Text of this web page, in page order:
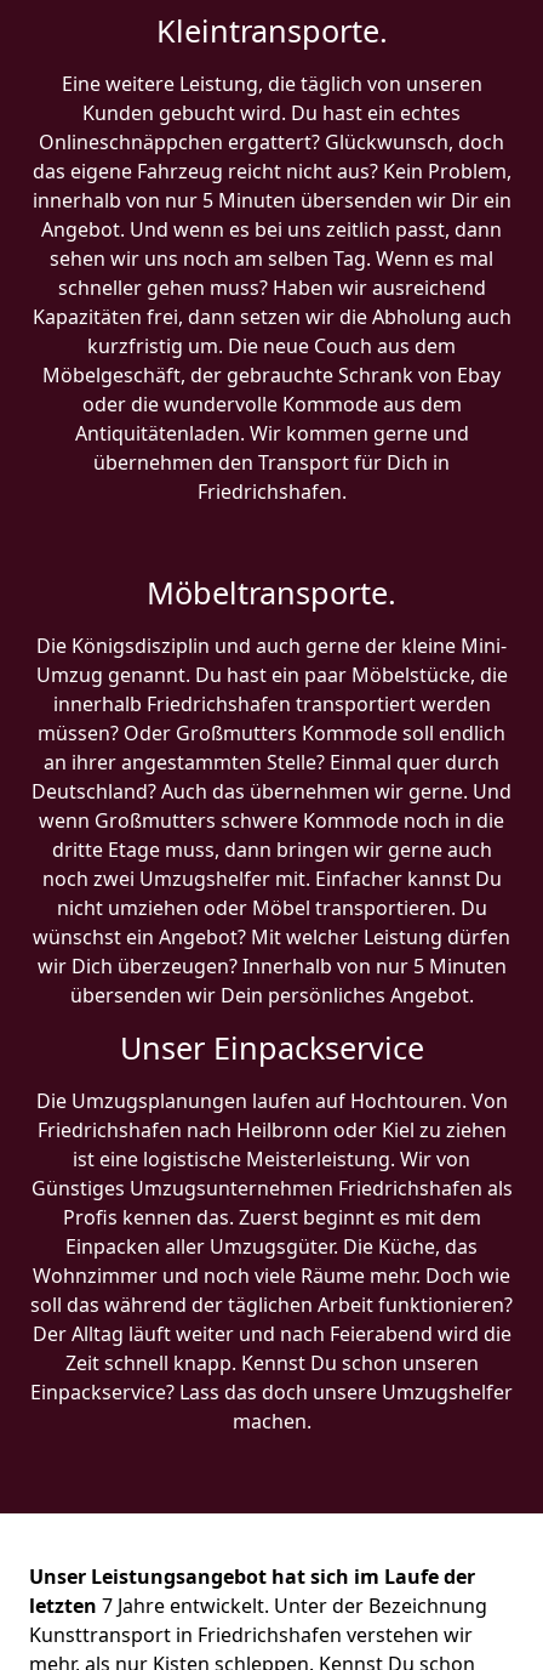
Kleintransporte.
Eine weitere Leistung, die täglich von unseren
Kunden gebucht wird. Du hast ein echtes
Onlineschnäppchen ergattert? Glückwunsch, doch
das eigene Fahrzeug reicht nicht aus? Kein Problem,
innerhalb von nur 5 Minuten übersenden wir Dir ein
Angebot. Und wenn es bei uns zeitlich passt, dann
sehen wir uns noch am selben Tag. Wenn es mal
schneller gehen muss? Haben wir ausreichend
Kapazitäten frei, dann setzen wir die Abholung auch
kurzfristig um. Die neue Couch aus dem
Möbelgeschäft, der gebrauchte Schrank von Ebay
oder die wundervolle Kommode aus dem
Antiquitätenladen. Wir kommen gerne und
übernehmen den Transport für Dich in
Friedrichshafen.
Möbeltransporte.
Die Königsdisziplin und auch gerne der kleine Mini-
Umzug genannt. Du hast ein paar Möbelstücke, die
innerhalb Friedrichshafen transportiert werden
müssen? Oder Großmutters Kommode soll endlich
an ihrer angestammten Stelle? Einmal quer durch
Deutschland? Auch das übernehmen wir gerne. Und
wenn Großmutters schwere Kommode noch in die
dritte Etage muss, dann bringen wir gerne auch
noch zwei Umzugshelfer mit. Einfacher kannst Du
nicht umziehen oder Möbel transportieren. Du
wünschst ein Angebot? Mit welcher Leistung dürfen
wir Dich überzeugen? Innerhalb von nur 5 Minuten
übersenden wir Dein persönliches Angebot.
Unser Einpackservice
Die Umzugsplanungen laufen auf Hochtouren. Von
Friedrichshafen nach Heilbronn oder Kiel zu ziehen
ist eine logistische Meisterleistung. Wir von
Günstiges Umzugsunternehmen Friedrichshafen als
Profis kennen das. Zuerst beginnt es mit dem
Einpacken aller Umzugsgüter. Die Küche, das
Wohnzimmer und noch viele Räume mehr. Doch wie
soll das während der täglichen Arbeit funktionieren?
Der Alltag läuft weiter und nach Feierabend wird die
Zeit schnell knapp. Kennst Du schon unseren
Einpackservice? Lass das doch unsere Umzugshelfer
machen.
Unser Leistungsangebot hat sich im Laufe der
letzten 7 Jahre entwickelt. Unter der Bezeichnung
Kunsttransport in Friedrichshafen verstehen wir
mehr, als nur Kisten schleppen. Kennst Du schon